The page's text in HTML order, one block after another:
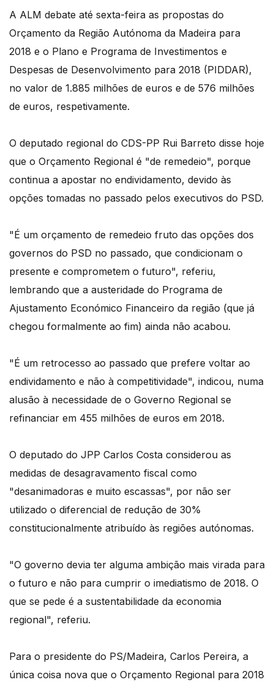
A ALM debate até sexta-feira as propostas do
Orçamento da Região Autónoma da Madeira para
2018 e o Plano e Programa de Investimentos e
Despesas de Desenvolvimento para 2018 (PIDDAR),
no valor de 1.885 milhões de euros e de 576 milhões
de euros, respetivamente.
O deputado regional do CDS-PP Rui Barreto disse hoje
que o Orçamento Regional é "de remedeio", porque
continua a apostar no endividamento, devido às
opções tomadas no passado pelos executivos do PSD.
"É um orçamento de remedeio fruto das opções dos
governos do PSD no passado, que condicionam o
presente e comprometem o futuro", referiu,
lembrando que a austeridade do Programa de
Ajustamento Económico Financeiro da região (que já
chegou formalmente ao fim) ainda não acabou.
"É um retrocesso ao passado que prefere voltar ao
endividamento e não à competitividade", indicou, numa
alusão à necessidade de o Governo Regional se
refinanciar em 455 milhões de euros em 2018.
O deputado do JPP Carlos Costa considerou as
medidas de desagravamento fiscal como
"desanimadoras e muito escassas", por não ser
utilizado o diferencial de redução de 30%
constitucionalmente atribuído às regiões autónomas.
"O governo devia ter alguma ambição mais virada para
o futuro e não para cumprir o imediatismo de 2018. O
que se pede é a sustentabilidade da economia
regional", referiu.
Para o presidente do PS/Madeira, Carlos Pereira, a
única coisa nova que o Orçamento Regional para 2018